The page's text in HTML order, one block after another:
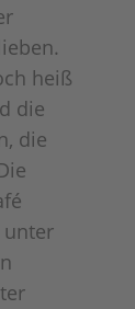
heiß
die
die
unter